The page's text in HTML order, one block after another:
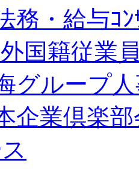
務・給与ｺﾝ
国籍従業
グループ
企業倶楽